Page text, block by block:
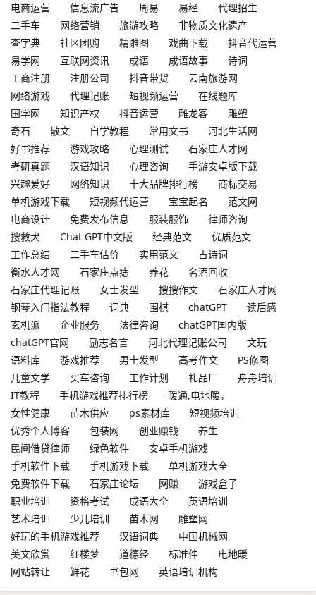
电商运营 信息流广告 周易 易经
代理招生
二手车
网络营销 旅游攻略
非物质文化遗产
查字典
社区团购 精雕图 戏曲下载
抖音代运营
易学网
互联网资讯 成语 成语故事
诗词
工商注册
注册公司 抖音带货
云南旅游网
网络游戏
代理记账 短视频运营
在线题库
国学网
知识产权 抖音运营 雕龙客
雕塑
奇石
散文 自学教程 常用文书
河北生活网
好书推荐
游戏攻略 心理测试
石家庄人才网
考研真题
汉语知识 心理咨询
手游安卓版下载
兴趣爱好
网络知识 十大品牌排行榜
商标交易
单机游戏下载
短视频代运营 宝宝起名
范文网
电商设计
免费发布信息 服装服饰
律师咨询
搜救犬
Chat GPT中文版 经典范文
优质范文
工作总结
二手车估价 实用范文
古诗词
衡水人才网
石家庄点痣 养花
名酒回收
石家庄代理记账
女士发型 搜搜作文
石家庄人才网
钢琴入门指法教程
词典 围棋 chatGPT
读后感
玄机派
企业服务 法律咨询
chatGPT国内版
chatGPT官网
励志名言 河北代理记账公司
文玩
语料库
游戏推荐 男士发型 高考作文
PS修图
儿童文学
买车咨询 工作计划 礼品厂
舟舟培训
IT教程
手机游戏推荐排行榜
暖通,电地暖，
女性健康
苗木供应 ps素材库
短视频培训
优秀个人博客
包装网 创业赚钱
养生
民间借贷律师
绿色软件
安卓手机游戏
手机软件下载
手机游戏下载
单机游戏大全
免费软件下载
石家庄论坛 网赚
游戏盒子
职业培训
资格考试 成语大全
英语培训
艺术培训
少儿培训 苗木网
雕塑网
好玩的手机游戏推荐
汉语词典
中国机械网
美文欣赏
红楼梦 道德经 标准件
电地暖
网站转让
鲜花 书包网 英语培训机构